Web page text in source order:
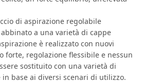
di aspirazione regolabile
a una varietà di cappe
è realizzato con nuovi
forte, regolazione flessibile e nessun
sostituito con una varietà di
base ai diversi scenari di utilizzo.